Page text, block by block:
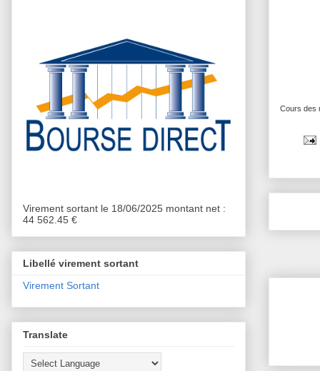
Cours des
Virement sortant le 18/06/2025 montant net :
44 562.45 €
Libellé virement sortant
Virement Sortant
Translate